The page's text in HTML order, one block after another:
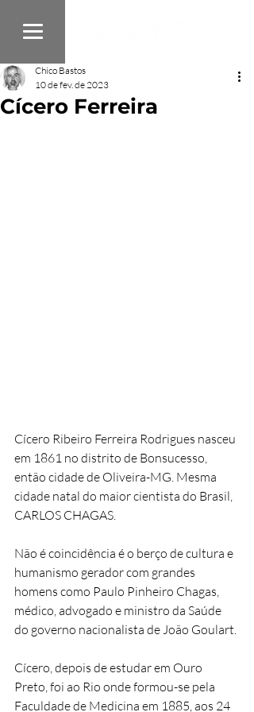
Cícero Ferreira
Chico Bastos
10 de fev. de 2023
Cícero Ribeiro Ferreira Rodrigues nasceu
em 1861 no distrito de Bonsucesso,
então cidade de Oliveira-MG. Mesma
cidade natal do maior cientista do Brasil,
CARLOS CHAGAS.
Não é coincidência é o berço de cultura e
humanismo gerador com grandes
homens como Paulo Pinheiro Chagas,
médico, advogado e ministro da Saúde
do governo nacionalista de João Goulart.
Cícero, depois de estudar em Ouro
Preto, foi ao Rio onde formou-se pela
Faculdade de Medicina em 1885, aos 24